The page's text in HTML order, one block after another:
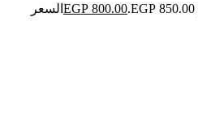
EGP 800.00
السعر